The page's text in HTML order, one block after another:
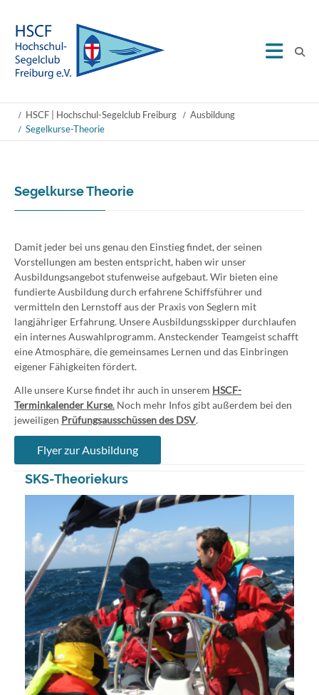
HSCF | Hochschul-Segelclub Freiburg
Ausbildung
Segelkurse-Theorie
Segelkurse Theorie
Damit jeder bei uns genau den Einstieg findet, der seinen
Vorstellungen am besten entspricht, haben wir unser
Ausbildungsangebot stufenweise aufgebaut. Wir bieten eine
fundierte Ausbildung durch erfahrene Schiffsführer und
vermitteln den Lernstoff aus der Praxis von Seglern mit
langjähriger Erfahrung. Unsere Ausbildungsskipper durchlaufen
ein internes Auswahlprogramm. Ansteckender Teamgeist schafft
eine Atmosphäre, die gemeinsames Lernen und das Einbringen
eigener Fähigkeiten fördert.
Alle unsere Kurse findet ihr auch in unserem HSCF-
Terminkalender Kurse. Noch mehr Infos gibt außerdem bei den
jeweiligen Prüfungsausschüssen des DSV.
Flyer zur Ausbildung
SKS-Theoriekurs